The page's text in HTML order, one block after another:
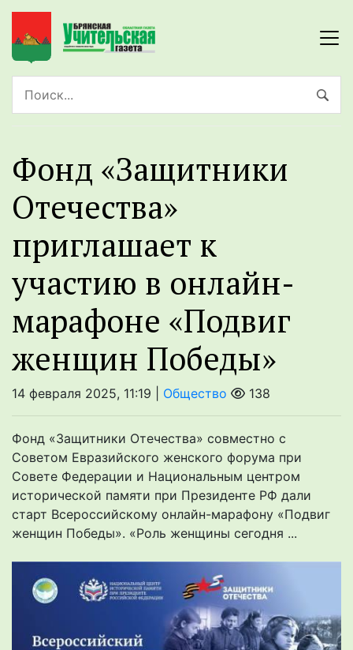
Фонд «Защитники
Отечества»
приглашает к
участию в онлайн-
марафоне «Подвиг
женщин Победы»
14 февраля 2025, 11:19 | Общество 138
Фонд «Защитники Отечества» совместно с
Советом Евразийского женского форума при
Совете Федерации и Национальным центром
исторической памяти при Президенте РФ дали
старт Всероссийскому онлайн-марафону «Подвиг
женщин Победы». «Роль женщины сегодня ...